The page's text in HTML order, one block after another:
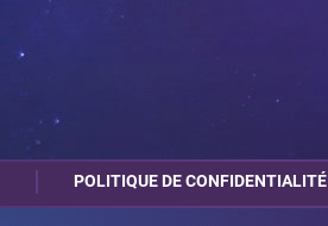
POLITIQUE DE CONFIDENTIALITÉ